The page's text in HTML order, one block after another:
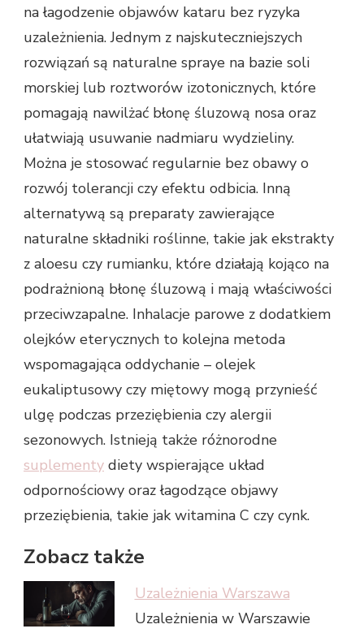
na łagodzenie objawów kataru bez ryzyka
uzależnienia. Jednym z najskuteczniejszych
rozwiązań są naturalne spraye na bazie soli
morskiej lub roztworów izotonicznych, które
pomagają nawilżać błonę śluzową nosa oraz
ułatwiają usuwanie nadmiaru wydzieliny.
Można je stosować regularnie bez obawy o
rozwój tolerancji czy efektu odbicia. Inną
alternatywą są preparaty zawierające
naturalne składniki roślinne, takie jak ekstrakty
z aloesu czy rumianku, które działają kojąco na
podrażnioną błonę śluzową i mają właściwości
przeciwzapalne. Inhalacje parowe z dodatkiem
olejków eterycznych to kolejna metoda
wspomagająca oddychanie – olejek
eukaliptusowy czy miętowy mogą przynieść
ulgę podczas przeziębienia czy alergii
sezonowych. Istnieją także różnorodne
suplementy diety wspierające układ
odpornościowy oraz łagodzące objawy
przeziębienia, takie jak witamina C czy cynk.
Zobacz także
Uzależnienia Warszawa
Uzależnienia w Warszawie